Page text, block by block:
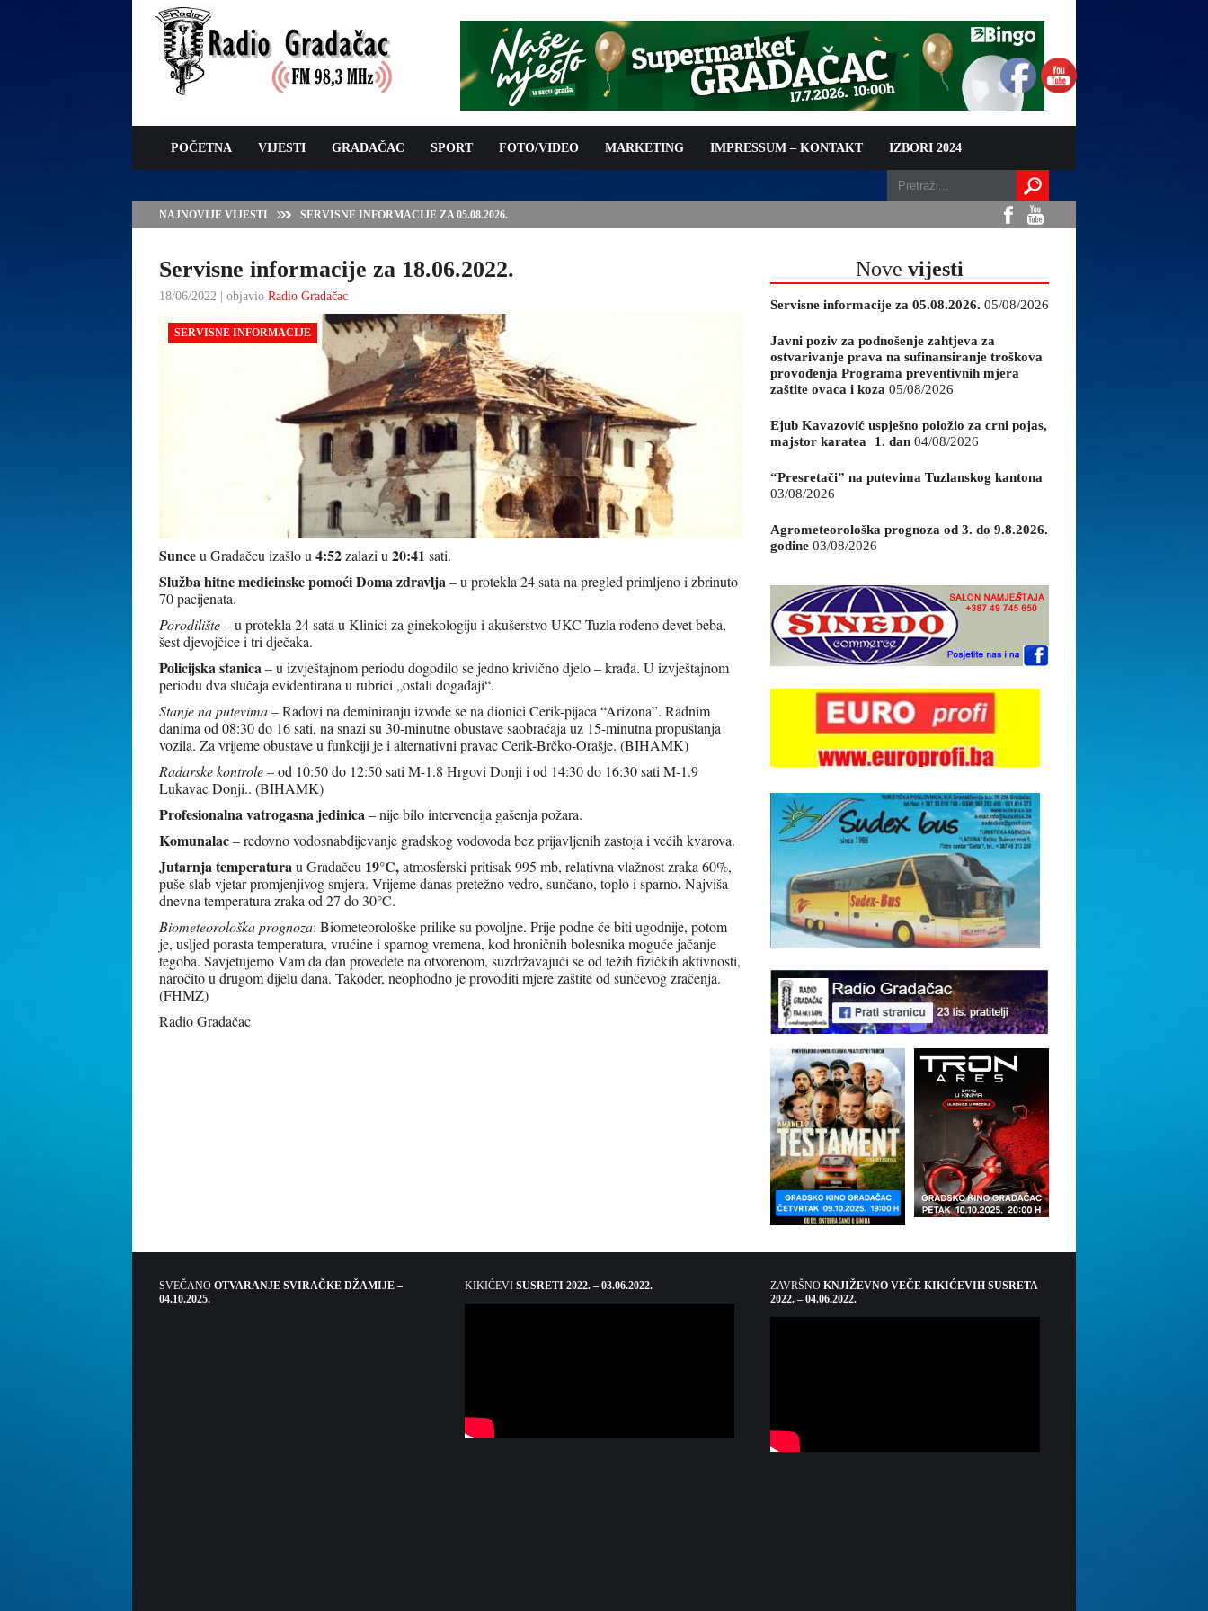
POČETNA VIJESTI GRADAČAC SPORT FOTO/VIDEO MARKETING IMPRESSUM – KONTAKT IZBORI 2024
NAJNOVIJE VIJESTI SERVISNE INFORMACIJE ZA 05.08.2026.
Servisne informacije za 18.06.2022.
18/06/2022 | objavio Radio Gradačac
SERVISNE INFORMACIJE
Sunceu Gradačcu izašlo u 4:52zalazi u 20:41 sati.
Služba hitne medicinske pomoći Doma zdravlja– u protekla 24 sata na pregled primljeno i zbrinuto
70 pacijenata.
Porodilište– u protekla 24 sata u Klinici za ginekologiju i akušerstvo UKC Tuzla rođeno devet beba,
šest djevojčice i tri dječaka.
Policijska stanica– u izvještajnom periodu dogodilo se jedno krivično djelo – krađa. U izvještajnom
periodu dva slučaja evidentirana u rubrici „ostali događaji“.
Stanje na putevima– Radovi na deminiranju izvode se na dionici Cerik-pijaca “Arizona”. Radnim
danima od 08:30 do 16 sati, na snazi su 30-minutne obustave saobraćaja uz 15-minutna propuštanja
vozila. Za vrijeme obustave u funkciji je i alternativni pravac Cerik-Brčko-Orašje. (BIHAMK)
Radarske kontrole– od 10:50 do 12:50 sati M-1.8 Hrgovi Donji i od 14:30 do 16:30 sati M-1.9
Lukavac Donji.. (BIHAMK)
Profesionalna vatrogasna jedinica– nije bilo intervencija gašenja požara.
Komunalac– redovno vodosnabdijevanje gradskog vodovoda bez prijavljenih zastoja i većih kvarova.
Jutarnja temperaturau Gradačcu 19°C,atmosferski pritisak 995 mb, relativna vlažnost zraka 60%,
puše slab vjetar promjenjivog smjera. Vrijeme danas pretežno vedro, sunčano, toplo i sparno.Najviša
dnevna temperatura zraka od 27 do 30°C.
Biometeorološka prognoza: Biometeorološke prilike su povoljne. Prije podne će biti ugodnije, potom
je, usljed porasta temperatura, vrućine i sparnog vremena, kod hroničnih bolesnika moguće jačanje
tegoba. Savjetujemo Vam da dan provedete na otvorenom, suzdržavajući se od težih fizičkih aktivnosti,
naročito u drugom dijelu dana. Također, neophodno je provoditi mjere zaštite od sunčevog zračenja.
(FHMZ)
Radio Gradačac
Nove vijesti
Servisne informacije za 05.08.2026. 05/08/2026
Javni poziv za podnošenje zahtjeva za
ostvarivanje prava na sufinansiranje troškova
provođenja Programa preventivnih mjera
zaštite ovaca i koza 05/08/2026
Ejub Kavazović uspješno položio za crni pojas,
majstor karatea 1. dan 04/08/2026
“Presretači” na putevima Tuzlanskog kantona
03/08/2026
Agrometeorološka prognoza od 3. do 9.8.2026.
godine 03/08/2026
SVEČANO OTVARANJE SVIRAČKE DŽAMIJE –
04.10.2025.
KIKIĆEVI SUSRETI 2022. – 03.06.2022. ZAVRŠNO KNJIŽEVNO VEČE KIKIĆEVIH SUSRETA
2022. – 04.06.2022.